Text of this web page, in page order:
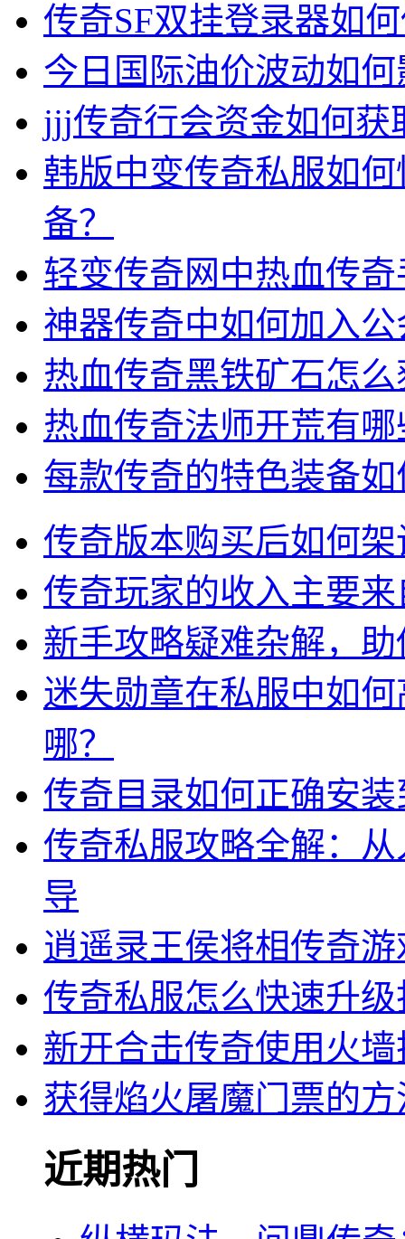
传奇SF双挂登录器如
今日国际油价波动如
jjj传奇行会资金如何获
韩版中变传奇私服如
备？
轻变传奇网中热血传
神器传奇中如何加入公
热血传奇黑铁矿石怎
热血传奇法师开荒有
每款传奇的特色装备
传奇版本购买后如何
传奇玩家的收入主要
新手攻略疑难杂解，
迷失勋章在私服中如
哪？
传奇目录如何正确安
传奇私服攻略全解：
导
逍遥录王侯将相传奇
传奇私服怎么快速升
新开合击传奇使用火
获得焰火屠魔门票的
近期热门